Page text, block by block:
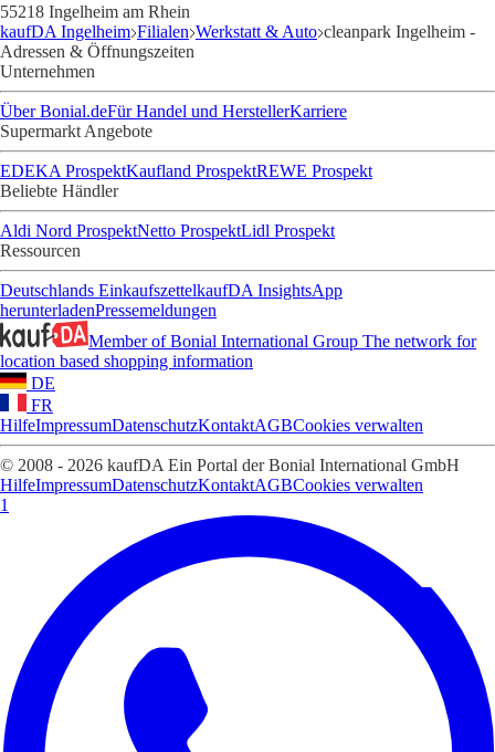
55218 Ingelheim am Rhein
kaufDA Ingelheim Filialen Werkstatt & Auto cleanpark Ingelheim -
Adressen & Öffnungszeiten
Unternehmen
Über Bonial.deFür Handel und HerstellerKarriere
Supermarkt Angebote
EDEKA ProspektKaufland ProspektREWE Prospekt
Beliebte Händler
Aldi Nord ProspektNetto ProspektLidl Prospekt
Ressourcen
Deutschlands EinkaufszettelkaufDA InsightsApp
herunterladenPressemeldungen
Member of Bonial International Group The network for
location based shopping information
DE
FR
HilfeImpressumDatenschutzKontaktAGBCookies verwalten
© 2008 - 2026 kaufDA Ein Portal der Bonial International GmbH
HilfeImpressumDatenschutzKontaktAGBCookies verwalten
1